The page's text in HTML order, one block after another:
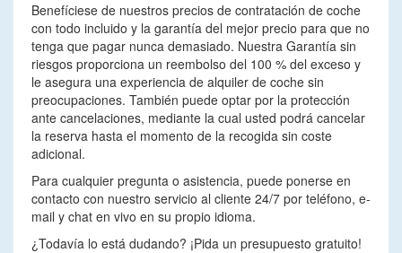
Benefíciese de nuestros precios de contratación de coche
con todo incluido y la garantía del mejor precio para que no
tenga que pagar nunca demasiado. Nuestra Garantía sin
riesgos proporciona un reembolso del 100 % del exceso y
le asegura una experiencia de alquiler de coche sin
preocupaciones. También puede optar por la protección
ante cancelaciones, mediante la cual usted podrá cancelar
la reserva hasta el momento de la recogida sin coste
adicional.
Para cualquier pregunta o asistencia, puede ponerse en
contacto con nuestro servicio al cliente 24/7 por teléfono, e-
mail y chat en vivo en su propio idioma.
¿Todavía lo está dudando? ¡Pida un presupuesto gratuito!